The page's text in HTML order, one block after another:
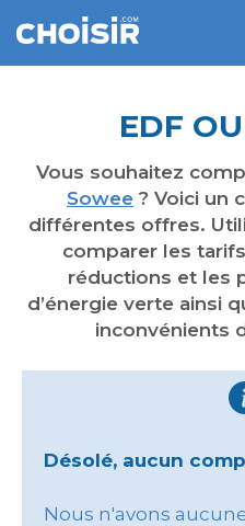
EDF
Vous souhaitez
Sowee ? Voici un
différentes offres.
comparer les
réductions et les
d’énergie verte ainsi
inconvénients
Désolé, aucun
Nous n'avons